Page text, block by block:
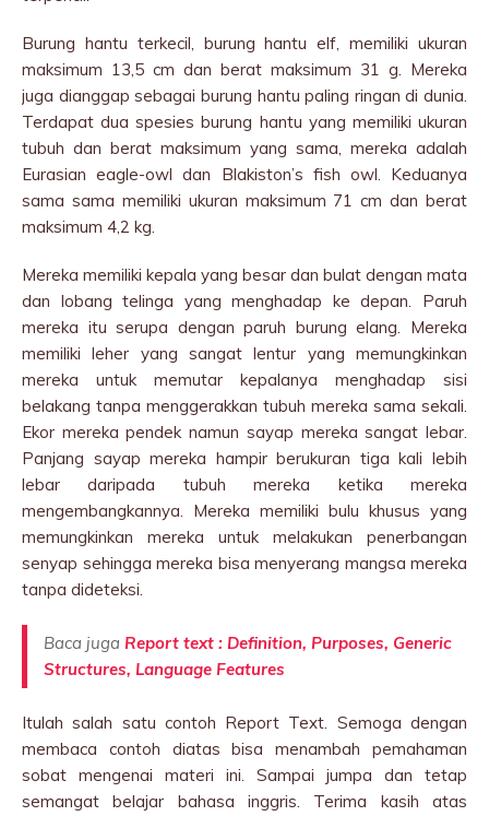
Burung hantu terkecil, burung hantu elf, memiliki ukuran
maksimum 13,5 cm dan berat maksimum 31 g. Mereka
juga dianggap sebagai burung hantu paling ringan di dunia.
Terdapat dua spesies burung hantu yang memiliki ukuran
tubuh dan berat maksimum yang sama, mereka adalah
Eurasian eagle-owl dan Blakiston’s fish owl. Keduanya
sama sama memiliki ukuran maksimum 71 cm dan berat
maksimum 4,2 kg.
Mereka memiliki kepala yang besar dan bulat dengan mata
dan lobang telinga yang menghadap ke depan. Paruh
mereka itu serupa dengan paruh burung elang. Mereka
memiliki leher yang sangat lentur yang memungkinkan
mereka untuk memutar kepalanya menghadap sisi
belakang tanpa menggerakkan tubuh mereka sama sekali.
Ekor mereka pendek namun sayap mereka sangat lebar.
Panjang sayap mereka hampir berukuran tiga kali lebih
lebar daripada tubuh mereka ketika mereka
mengembangkannya. Mereka memiliki bulu khusus yang
memungkinkan mereka untuk melakukan penerbangan
senyap sehingga mereka bisa menyerang mangsa mereka
tanpa dideteksi.
Baca juga Report text : Definition, Purposes, Generic
Structures, Language Features
Itulah salah satu contoh Report Text. Semoga dengan
membaca contoh diatas bisa menambah pemahaman
sobat mengenai materi ini. Sampai jumpa dan tetap
semangat belajar bahasa inggris. Terima kasih atas